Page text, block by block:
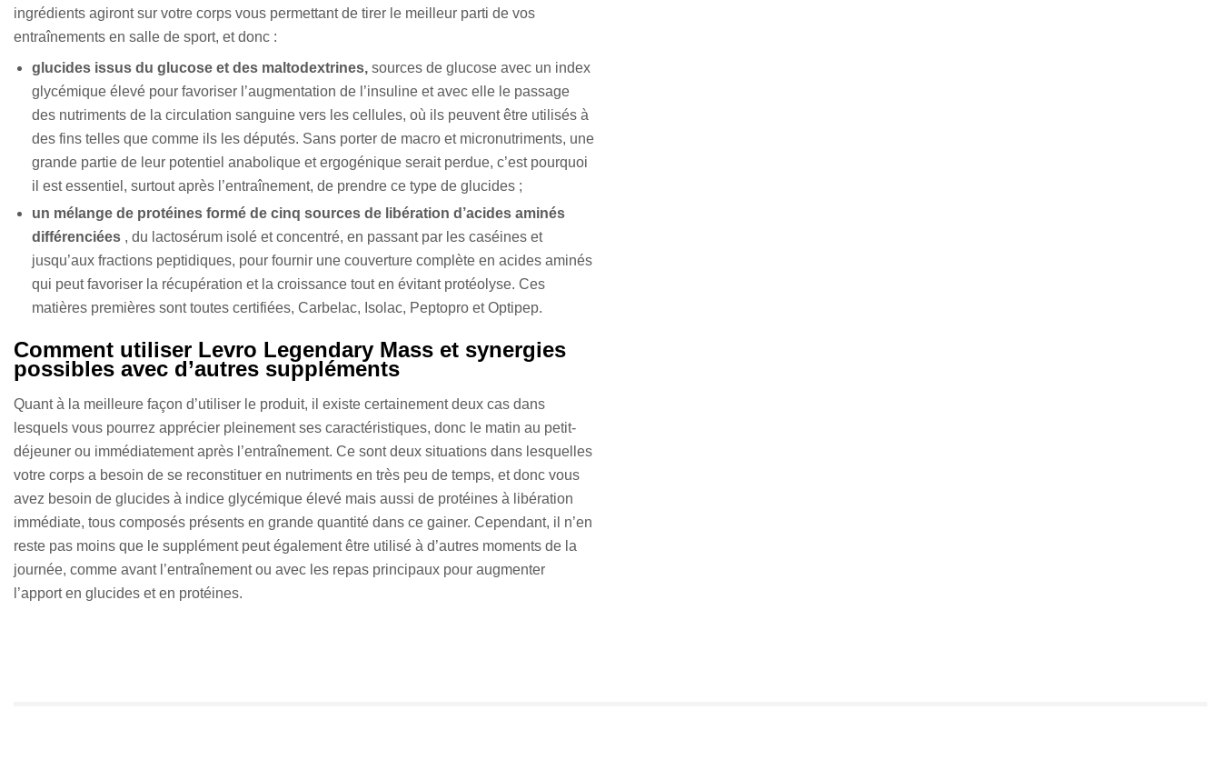
ingrédients agiront sur votre corps vous permettant de tirer le meilleur parti de vos
entraînements en salle de sport, et donc :
glucides issus du glucose et des maltodextrines, sources de glucose avec un index
glycémique élevé pour favoriser l’augmentation de l’insuline et avec elle le passage
des nutriments de la circulation sanguine vers les cellules, où ils peuvent être utilisés à
des fins telles que comme ils les députés. Sans porter de macro et micronutriments, une
grande partie de leur potentiel anabolique et ergogénique serait perdue, c’est pourquoi
il est essentiel, surtout après l’entraînement, de prendre ce type de glucides ;
un mélange de protéines formé de cinq sources de libération d’acides aminés
différenciées , du lactosérum isolé et concentré, en passant par les caséines et
jusqu’aux fractions peptidiques, pour fournir une couverture complète en acides aminés
qui peut favoriser la récupération et la croissance tout en évitant protéolyse. Ces
matières premières sont toutes certifiées, Carbelac, Isolac, Peptopro et Optipep.
Comment utiliser Levro Legendary Mass et synergies
possibles avec d’autres suppléments
Quant à la meilleure façon d’utiliser le produit, il existe certainement deux cas dans
lesquels vous pourrez apprécier pleinement ses caractéristiques, donc le matin au petit-
déjeuner ou immédiatement après l’entraînement. Ce sont deux situations dans lesquelles
votre corps a besoin de se reconstituer en nutriments en très peu de temps, et donc vous
avez besoin de glucides à indice glycémique élevé mais aussi de protéines à libération
immédiate, tous composés présents en grande quantité dans ce gainer. Cependant, il n’en
reste pas moins que le supplément peut également être utilisé à d’autres moments de la
journée, comme avant l’entraînement ou avec les repas principaux pour augmenter
l’apport en glucides et en protéines.